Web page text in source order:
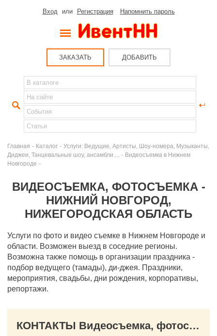
Вход или Регистрация Напомнить пароль
ЗАКАЗАТЬ ДОБАВИТЬ
Главная - Каталог - Услуги: Ведущие, Артисты, Шоу-номера, Музыканты,
Диджеи, Танцевальные шоу, ансамбли ...
- Видеосъемка в Нижнем
Новгороде -
ВИДЕОСЪЕМКА, ФОТОСЪЕМКА -
НИЖНИЙ НОВГОРОД,
НИЖЕГОРОДСКАЯ ОБЛАСТЬ
Услуги по фото и видео съемке в Нижнем Новгороде и
области. Возможен выезд в соседние регионы.
Возможна также помощь в организации праздника -
подбор ведущего (тамады), ди-джея. Праздники,
мероприятия, свадьбы, дни рождения, корпоративы,
репортажи.
КОНТАКТЫ Видеосъемка, фотосъемка - Нижний Новгород, Нижегородская область